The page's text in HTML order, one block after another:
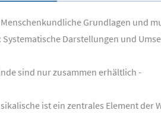
Menschenkundliche Grundlagen und
Systematische Darstellungen und
sind nur zusammen erhältlich -
ist ein zentrales Element